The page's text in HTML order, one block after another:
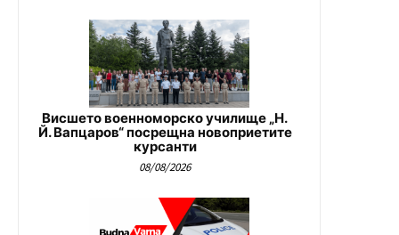
Висшето военноморско училище „Н.
Й. Вапцаров“ посрещна новоприетите
курсанти
08/08/2026